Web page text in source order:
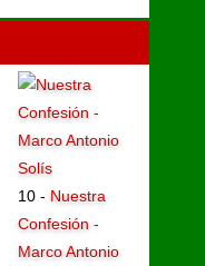
10 - Nuestra
Confesión -
Marco Antonio